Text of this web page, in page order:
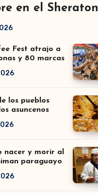
en el Sheraton
Fest atrajo a
y 80 marcas
los pueblos
asuncenos
nacer y morir al
paraguayo